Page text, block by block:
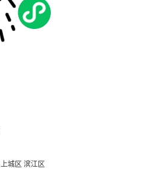
上城区 滨江区